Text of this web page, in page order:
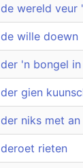
de wereld veur
de wille doewn
der 'n bongel
der gien
der niks met
deroet rieten